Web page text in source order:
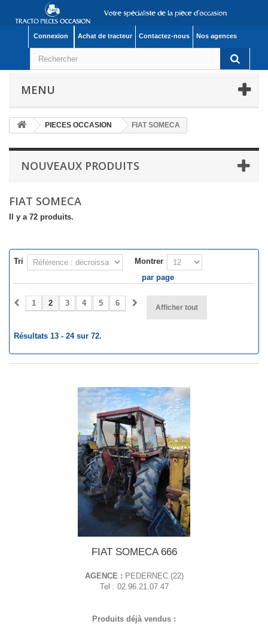
Connexion Achat de tracteur Contactez-nous Nos agences
MENU
PIECES OCCASION FIAT SOMECA
NOUVEAUX PRODUITS
FIAT SOMECA
Il y a 72 produits.
Tri
Montrer
par page
Afficher tout
1 2 3 4 5 6
Résultats 13 - 24 sur 72.
FIAT SOMECA 666
AGENCE : PEDERNEC (22)
Tel : 02.96.21.07.47
Produits déjà vendus :